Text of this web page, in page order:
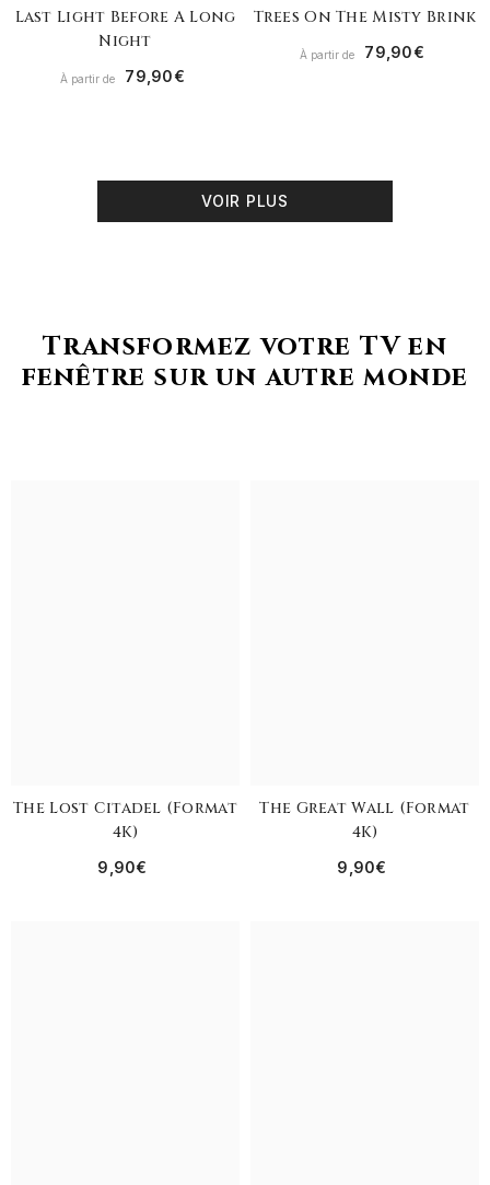
Last Light Before A Long
Night
À partir de 79,90€
Trees On The Misty Brink
À partir de 79,90€
VOIR PLUS
Transformez votre TV en
fenêtre sur un autre monde
The Lost Citadel (format
4K)
9,90€
The Great Wall (format
4K)
9,90€